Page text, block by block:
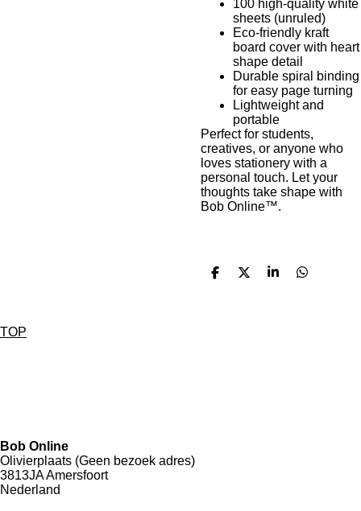
100 high-quality white
sheets (unruled)
Eco-friendly kraft
board cover with heart
shape detail
Durable spiral binding
for easy page turning
Lightweight and
portable
Perfect for students,
creatives, or anyone who
loves stationery with a
personal touch. Let your
thoughts take shape with
Bob Online™.
D
D
S
D
TOP
a
t
s
A
Bob Online
Olivierplaats (Geen bezoek adres)
3813JA Amersfoort
Nederland